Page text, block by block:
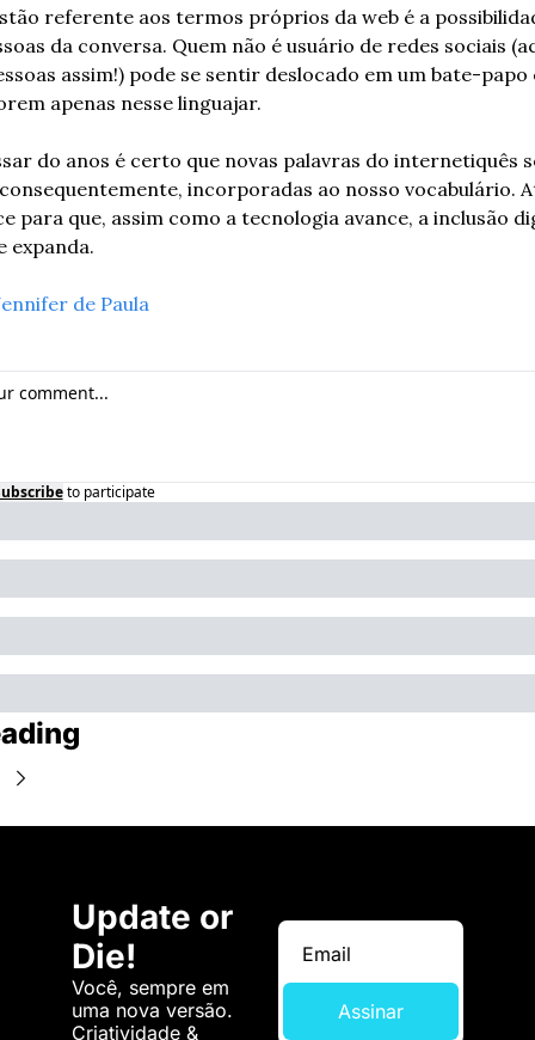
referente aos termos próprios da web é a
da conversa. Quem não é usuário de redes sociais
assim!) pode se sentir deslocado em um bate-papo
apenas nesse linguajar.
do anos é certo que novas palavras do internetiquês
incorporadas ao nosso vocabulário.
para que, assim como a tecnologia avance, a inclusão
expanda.
de Paula
to participate
Update or
Die!
Você, sempre em
uma nova versão.
Criatividade &
Assinar